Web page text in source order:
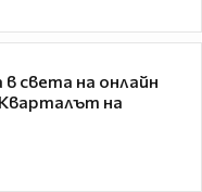
в света на онлайн
на